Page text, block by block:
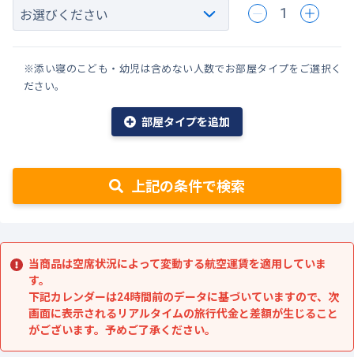
1
※添い寝のこども・幼児は含めない人数でお部屋タイプをご選択く
ださい。
部屋タイプを追加
上記の条件で検索
当商品は空席状況によって変動する航空運賃を適用していま
す。
下記カレンダーは24時間前のデータに基づいていますので、次
画面に表示されるリアルタイムの旅行代金と差額が生じること
がございます。予めご了承ください。